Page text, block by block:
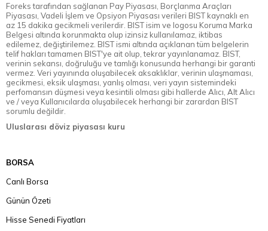
Foreks tarafından sağlanan Pay Piyasası, Borçlanma Araçları
Piyasası, Vadeli İşlem ve Opsiyon Piyasası verileri BIST kaynaklı en
az 15 dakika gecikmeli verilerdir. BIST isim ve logosu Koruma Marka
Belgesi altında korunmakta olup izinsiz kullanılamaz, iktibas
edilemez, değiştirilemez. BIST ismi altında açıklanan tüm belgelerin
telif hakları tamamen BIST'ye ait olup, tekrar yayınlanamaz. BIST,
verinin sekansı, doğruluğu ve tamlığı konusunda herhangi bir garanti
vermez. Veri yayınında oluşabilecek aksaklıklar, verinin ulaşmaması,
gecikmesi, eksik ulaşması, yanlış olması, veri yayın sistemindeki
perfomansın düşmesi veya kesintili olması gibi hallerde Alıcı, Alt Alıcı
ve / veya Kullanıcılarda oluşabilecek herhangi bir zarardan BIST
sorumlu değildir.
Uluslarası döviz piyasası kuru
BORSA
Canlı Borsa
Günün Özeti
Hisse Senedi Fiyatları